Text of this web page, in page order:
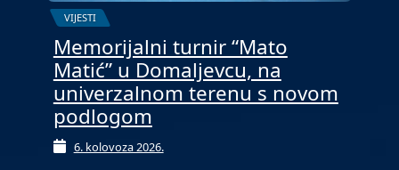
VIJESTI
Memorijalni turnir “Mato
Matić” u Domaljevcu, na
univerzalnom terenu s novom
podlogom
6. kolovoza 2026.